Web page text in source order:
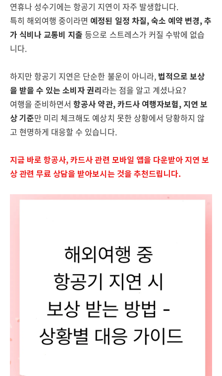
연휴나 성수기에는 항공기 지연이 자주 발생합니다.
특히 해외여행 중이라면 예정된 일정 차질, 숙소 예약 변경, 추
가 식비나 교통비 지출 등으로 스트레스가 커질 수밖에 없습
니다.
하지만 항공기 지연은 단순한 불운이 아니라, 법적으로 보상
을 받을 수 있는 소비자 권리라는 점을 알고 계셨나요?
여행을 준비하면서 항공사 약관, 카드사 여행자보험, 지연 보
상 기준만 미리 체크해도 예상치 못한 상황에서 당황하지 않
고 현명하게 대응할 수 있습니다.
지금 바로 항공사, 카드사 관련 모바일 앱을 다운받아 지연 보
상 관련 무료 상담을 받아보시는 것을 추천드립니다.